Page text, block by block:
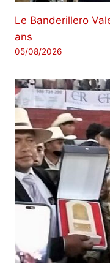
Le Banderillero
ans
05/08/2026